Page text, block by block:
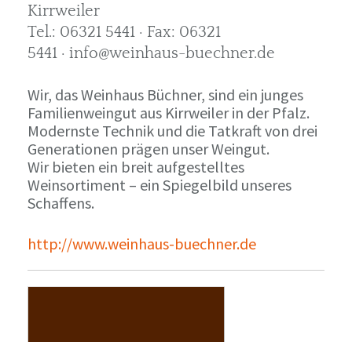
Kirrweiler
Tel.: 06321 5441 · Fax: 06321
5441 · info@weinhaus-buechner.de
Wir, das Weinhaus Büchner, sind ein junges
Familienweingut aus Kirrweiler in der Pfalz.
Modernste Technik und die Tatkraft von drei
Generationen prägen unser Weingut.
Wir bieten ein breit aufgestelltes
Weinsortiment – ein Spiegelbild unseres
Schaffens.
http://www.weinhaus-buechner.de